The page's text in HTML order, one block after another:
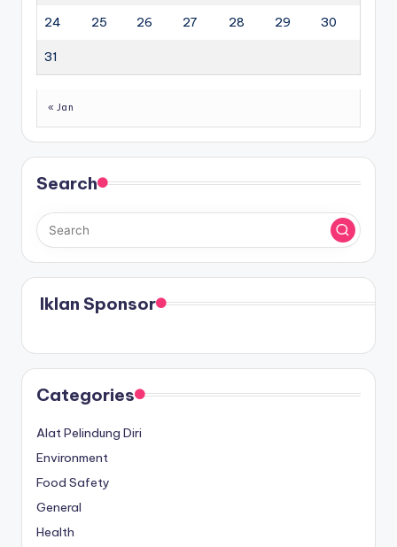
24 25 26 27 28 29 30
31
« Jan
Search
Iklan Sponsor
Categories
Alat Pelindung Diri
Environment
Food Safety
General
Health